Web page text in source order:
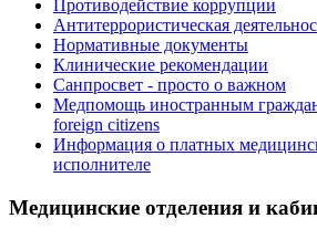
Противодействие коррупции
Антитеррористическая
Нормативные документы
Клинические рекомендации
Санпросвет - просто о важном
Медпомощь иностранным
foreign citizens
Информация о платных
исполнителе
Медицинские отделения и